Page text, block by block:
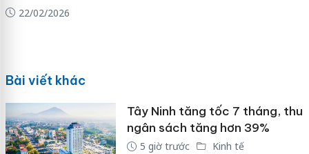
22/02/2026
Bài viết khác
Tây Ninh tăng tốc 7 tháng, thu
ngân sách tăng hơn 39%
5 giờ trước Kinh tế